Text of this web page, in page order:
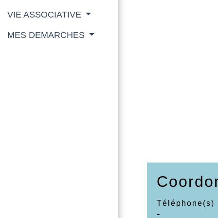
VIE ASSOCIATIVE
MES DEMARCHES
Téléphone(s)
-